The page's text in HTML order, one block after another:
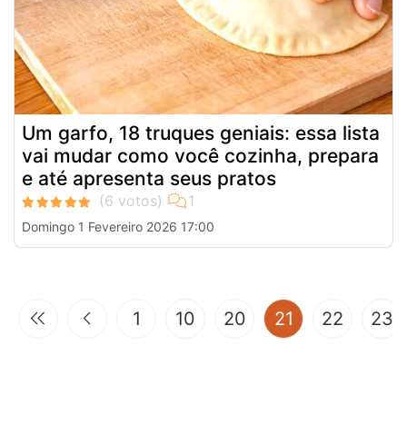
Um garfo, 18 truques geniais: essa lista
vai mudar como você cozinha, prepara
e até apresenta seus pratos
Domingo 1 Fevereiro 2026 17:00
1 10 20 21 (current)
22 23